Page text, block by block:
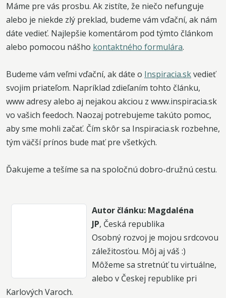
Máme pre vás prosbu. Ak zistíte, že niečo nefunguje
alebo je niekde zlý preklad, budeme vám vďační, ak nám
dáte vedieť. Najlepšie komentárom pod týmto článkom
alebo pomocou nášho kontaktného formulára.
Budeme vám veľmi vďační, ak dáte o Inspiracia.skvedieť
svojim priateľom. Napríklad zdieľaním tohto článku,
www adresy alebo aj nejakou akciou z www.inspiracia.sk
vo vašich feedoch. Naozaj potrebujeme takúto pomoc,
aby sme mohli začať. Čím skôr sa Inspiracia.sk rozbehne,
tým väčší prínos bude mať pre všetkých.
Ďakujeme a tešíme sa na spoločnú dobro-družnú cestu.
Autor článku: Magdaléna
JP, Česká republika
Osobný rozvoj je mojou srdcovou
záležitosťou. Môj aj váš :)
Môžeme sa stretnúť tu virtuálne,
alebo v Českej republike pri
Karlových Varoch.